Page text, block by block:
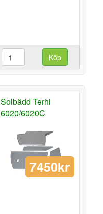
Köp
Solbädd Terhi
6020/6020C
7450kr